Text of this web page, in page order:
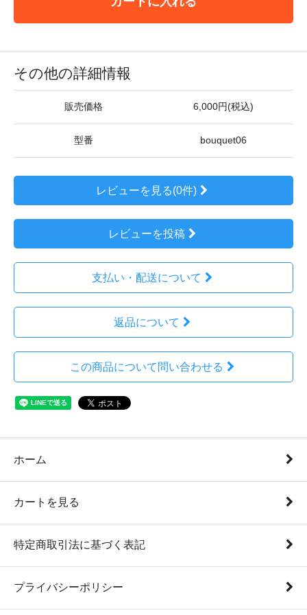
その他の詳細情報
販売価格 6,000円(税込)
型番 bouquet06
レビューを見る(0件)
レビューを投稿
支払い・配送について
返品について
この商品について問い合わせる
ホーム
カートを見る
特定商取引法に基づく表記
プライバシーポリシー